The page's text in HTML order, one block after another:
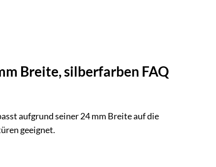
Breite, silberfarben FAQ
aufgrund seiner 24 mm Breite auf die
geeignet.